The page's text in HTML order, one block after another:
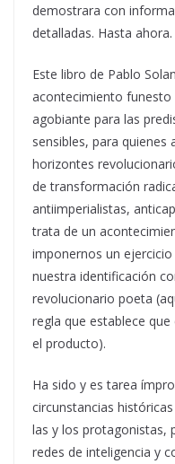
demostrara con
detalladas. Hasta ahora.
Este libro de Pablo
acontecimiento
agobiante para las
sensibles, para
horizontes
de transformación
antiimperialistas,
trata de un
imponernos un
nuestra identificación
revolucionario poeta
regla que establece
el producto).
Ha sido y es tarea
circunstancias
las y los protagonistas,
redes de inteligencia y